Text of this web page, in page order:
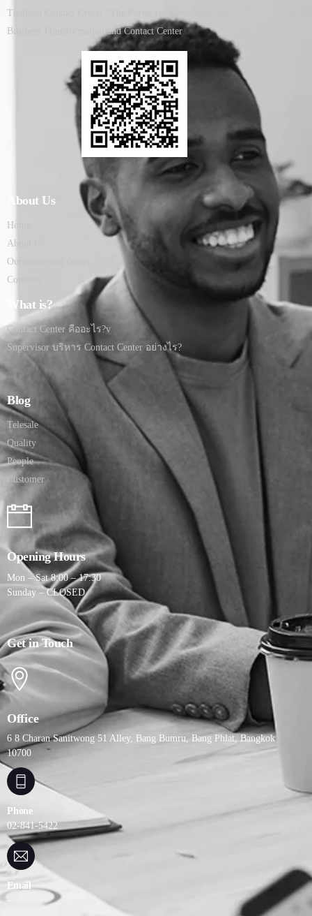
Thailand Contact Center “The Portal for Knowledge for
Business Transformation and Contact Center
About Us
Home
About Us
Oursource call center
Contacts
What is?
Contact Center คืออะไร?v
Supervisor บริหาร Contact Center อย่างไร?
Blog
Telesale
Quality
People
Customer
Opening Hours
Mon – Sat 8:00 – 17:30
Sunday – CLOSED
Get in Touch
Office
6 8 Charan Sanitwong 51 Alley, Bang Bumru, Bang Phlat, Bangkok
10700
Phone
02-841-5422
Email